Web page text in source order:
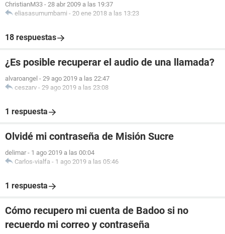
ChristianM33 - 28 abr 2009 a las 19:37
eliasasumumbami - 20 ene 2018 a las 13:23
18 respuestas
¿Es posible recuperar el audio de una llamada?
alvaroangel - 29 ago 2019 a las 22:47
ceszarv - 29 ago 2019 a las 23:08
1 respuesta
Olvidé mi contraseña de Misión Sucre
delimar - 1 ago 2019 a las 00:04
Carlos-vialfa - 1 ago 2019 a las 05:46
1 respuesta
Cómo recupero mi cuenta de Badoo si no
recuerdo mi correo y contraseña